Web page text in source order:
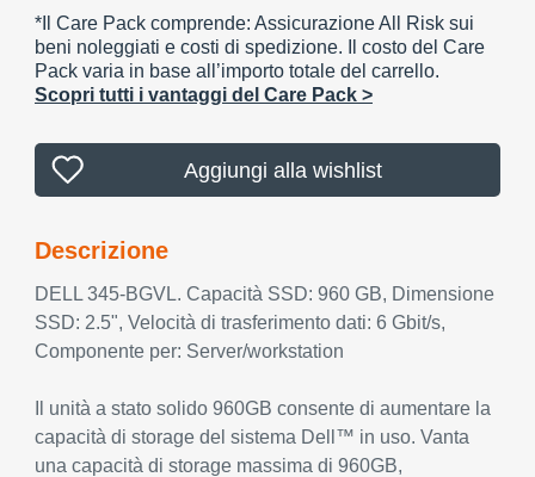
*Il Care Pack comprende: Assicurazione All Risk sui
beni noleggiati e costi di spedizione. Il costo del Care
Pack varia in base all’importo totale del carrello.
Scopri tutti i vantaggi del Care Pack >
Aggiungi alla wishlist
Descrizione
DELL 345-BGVL. Capacità SSD: 960 GB, Dimensione
SSD: 2.5", Velocità di trasferimento dati: 6 Gbit/s,
Componente per: Server/workstation
Il unità a stato solido 960GB consente di aumentare la
capacità di storage del sistema Dell™ in uso. Vanta
una capacità di storage massima di 960GB,